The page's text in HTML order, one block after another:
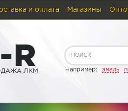
и оплата Магазины
-R
ЛКМ Например: эмаль